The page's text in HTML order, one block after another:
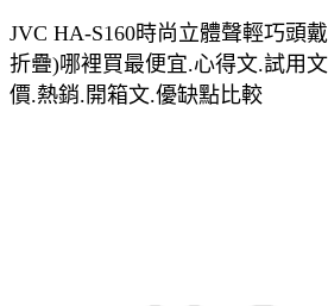
JVC HA-S160時尚立體聲輕巧頭
折疊)哪裡買最便宜.心得文.試用
價.熱銷.開箱文.優缺點比較